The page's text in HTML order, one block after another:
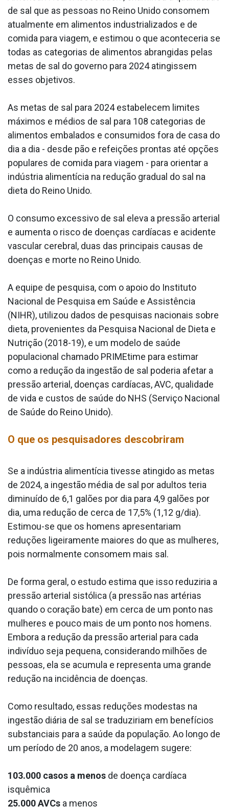
de sal que as pessoas no Reino Unido consomem
atualmente em alimentos industrializados e de
comida para viagem, e estimou o que aconteceria se
todas as categorias de alimentos abrangidas pelas
metas de sal do governo para 2024 atingissem
esses objetivos.
As metas de sal para 2024 estabelecem limites
máximos e médios de sal para 108 categorias de
alimentos embalados e consumidos fora de casa do
dia a dia - desde pão e refeições prontas até opções
populares de comida para viagem - para orientar a
indústria alimentícia na redução gradual do sal na
dieta do Reino Unido.
O consumo excessivo de sal eleva a pressão arterial
e aumenta o risco de doenças cardíacas e acidente
vascular cerebral, duas das principais causas de
doenças e morte no Reino Unido.
A equipe de pesquisa, com o apoio do Instituto
Nacional de Pesquisa em Saúde e Assistência
(NIHR), utilizou dados de pesquisas nacionais sobre
dieta, provenientes da Pesquisa Nacional de Dieta e
Nutrição (2018-19), e um modelo de saúde
populacional chamado PRIMEtime para estimar
como a redução da ingestão de sal poderia afetar a
pressão arterial, doenças cardíacas, AVC, qualidade
de vida e custos de saúde do NHS (Serviço Nacional
de Saúde do Reino Unido).
O que os pesquisadores descobriram
Se a indústria alimentícia tivesse atingido as metas
de 2024, a ingestão média de sal por adultos teria
diminuído de 6,1 galões por dia para 4,9 galões por
dia, uma redução de cerca de 17,5% (1,12 g/dia).
Estimou-se que os homens apresentariam
reduções ligeiramente maiores do que as mulheres,
pois normalmente consomem mais sal.
De forma geral, o estudo estima que isso reduziria a
pressão arterial sistólica (a pressão nas artérias
quando o coração bate) em cerca de um ponto nas
mulheres e pouco mais de um ponto nos homens.
Embora a redução da pressão arterial para cada
indivíduo seja pequena, considerando milhões de
pessoas, ela se acumula e representa uma grande
redução na incidência de doenças.
Como resultado, essas reduções modestas na
ingestão diária de sal se traduziriam em benefícios
substanciais para a saúde da população. Ao longo de
um período de 20 anos, a modelagem sugere:
103.000 casos a menos de doença cardíaca
isquêmica
25.000 AVCs a menos